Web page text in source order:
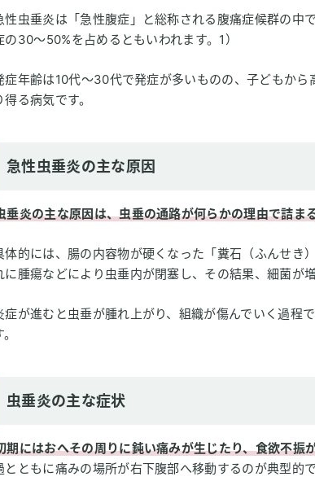
性虫垂炎は「急性腹症」と総称される腹痛症候群の中
の30～50%を占めるともいわれます。1）
症年齢は10代～30代で発症が多いものの、子どもから
得る病気です。
急性虫垂炎の主な原因
垂炎の主な原因は、虫垂の通路が何らかの理由で詰ま
体的には、腸の内容物が硬くなった「糞石（ふんせき
に腫瘍などにより虫垂内が閉塞し、その結果、細菌が
症が進むと虫垂が腫れ上がり、組織が傷んでいく過程
虫垂炎の主な症状
期にはおへその周りに鈍い痛みが生じたり、食欲不振
とともに痛みの場所が右下腹部へ移動するのが典型的で